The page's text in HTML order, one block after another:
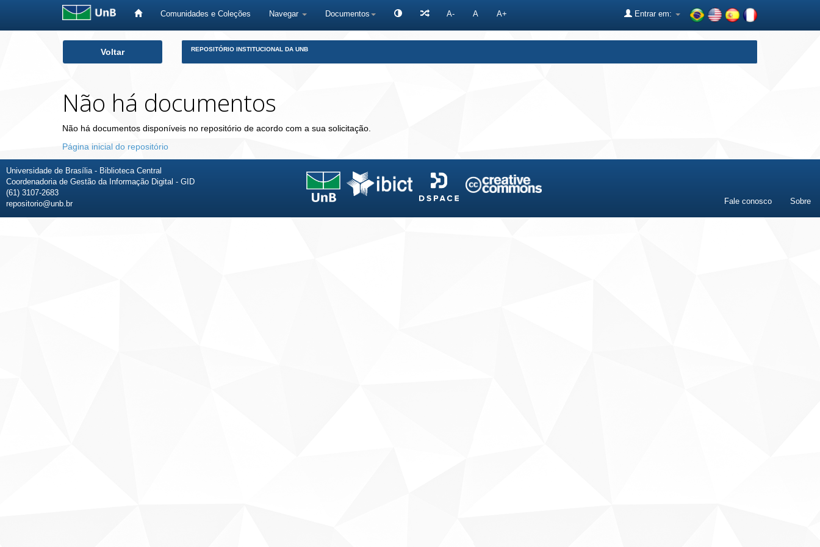
Comunidades e Coleções Navegar Documentos A- A A+ Entrar em:
Voltar REPOSITÓRIO INSTITUCIONAL DA UNB
Não há documentos
Não há documentos disponíveis no repositório de acordo com a sua solicitação.
Página inicial do repositório
Universidade de Brasília - Biblioteca Central
Coordenadoria de Gestão da Informação Digital - GID
(61) 3107-2683
repositorio@unb.br
Fale conosco Sobre